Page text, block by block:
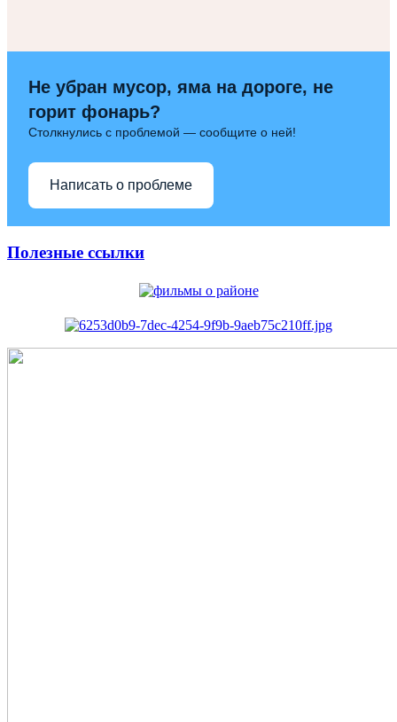
Не убран мусор, яма на дороге, не
горит фонарь?
Столкнулись с проблемой — сообщите о ней!
Написать о проблеме
Полезные ссылки